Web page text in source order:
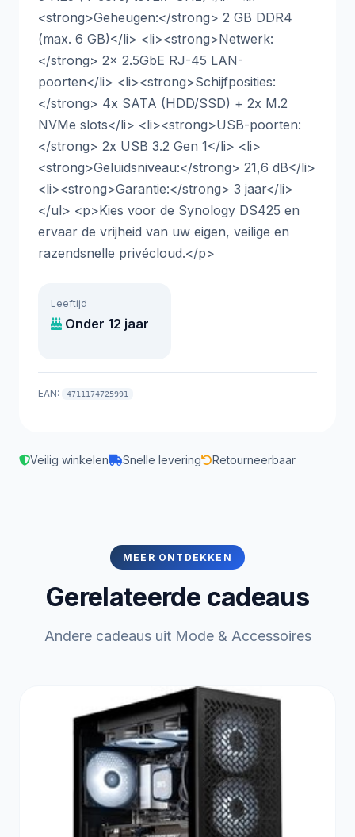
<strong>Geheugen:</strong> 2 GB DDR4
(max. 6 GB)</li> <li><strong>Netwerk:
</strong> 2x 2.5GbE RJ-45 LAN-
poorten</li> <li><strong>Schijfposities:
</strong> 4x SATA (HDD/SSD) + 2x M.2
NVMe slots</li> <li><strong>USB-poorten:
</strong> 2x USB 3.2 Gen 1</li> <li>
<strong>Geluidsniveau:</strong> 21,6 dB</li>
<li><strong>Garantie:</strong> 3 jaar</li>
</ul> <p>Kies voor de Synology DS425 en
ervaar de vrijheid van uw eigen, veilige en
razendsnelle privécloud.</p>
Leeftijd
Onder 12 jaar
EAN: 4711174725991
Veilig winkelen Snelle levering Retourneerbaar
MEER ONTDEKKEN
Gerelateerde cadeaus
Andere cadeaus uit Mode & Accessoires